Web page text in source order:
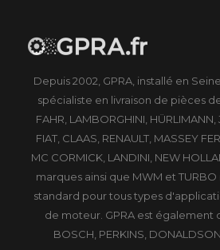
Depuis 2002, GPRA, installé en
spécialiste en livraison de pièces
FAHR, LAMBORGHINI, HÜRLIMANN,
FIAT, CLAAS, RENAULT, MASSEY
MC CORMICK, LANDINI, NEW
marques ainsi que MWM et
standard pour tous types
de moteur. GPRA est également
BOSCH, PERKINS,